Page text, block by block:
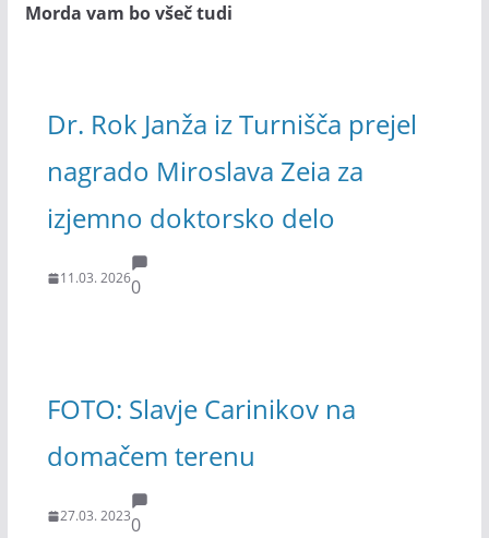
Morda vam bo všeč tudi
Dr. Rok Janža iz Turnišča prejel
nagrado Miroslava Zeia za
izjemno doktorsko delo
11.03. 20260
FOTO: Slavje Carinikov na
domačem terenu
27.03. 20230